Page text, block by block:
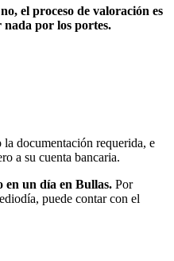
el proceso de valoración es
nada por los portes.
documentación requerida, e
a su cuenta bancaria.
en un día en Bullas. Por
puede contar con el